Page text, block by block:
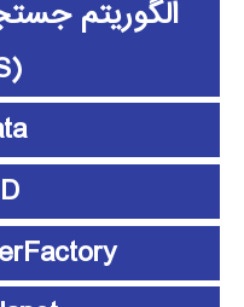
الگوریتم
(GELS)